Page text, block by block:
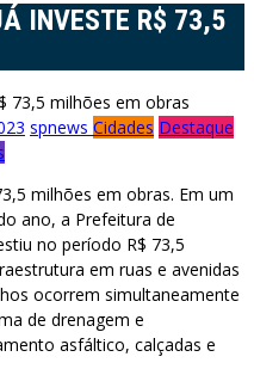
INVESTE R$ 73,5
spnews Cidades Destaque
milhões em obras. Em um
ano, a Prefeitura de
no período R$ 73,5
em ruas e avenidas
ocorrem simultaneamente
de drenagem e
asfáltico, calçadas e